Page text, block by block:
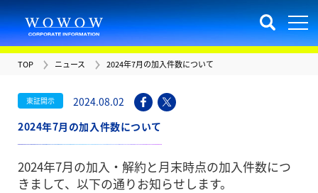
TOP ニュース 2024年7月の加入件数について
東証開示
2024.08.02
2024年7月の加入件数について
2024年7月の加入・解約と月末時点の加入件数につ
きまして、以下の通りお知らせします。